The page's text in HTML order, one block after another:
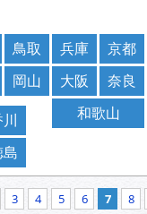
京都
奈良
兵庫
大阪
和歌山
鳥取
岡山
3 4 5 6 7 8